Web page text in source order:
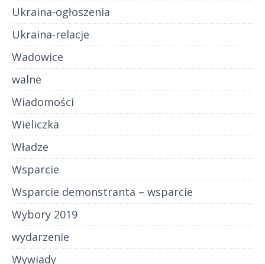
Ukraina-ogłoszenia
Ukraina-relacje
Wadowice
walne
Wiadomości
Wieliczka
Władze
Wsparcie
Wsparcie demonstranta – wsparcie
Wybory 2019
wydarzenie
Wywiady